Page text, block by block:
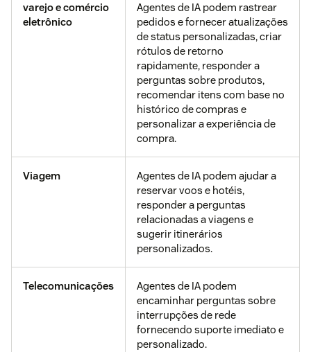
varejo e comércio
eletrônico
Agentes de IA podem rastrear
pedidos e fornecer atualizações
de status personalizadas, criar
rótulos de retorno
rapidamente, responder a
perguntas sobre produtos,
recomendar itens com base no
histórico de compras e
personalizar a experiência de
compra.
Viagem
Agentes de IA podem ajudar a
reservar voos e hotéis,
responder a perguntas
relacionadas a viagens e
sugerir itinerários
personalizados.
Telecomunicações
Agentes de IA podem
encaminhar perguntas sobre
interrupções de rede
fornecendo suporte imediato e
personalizado.